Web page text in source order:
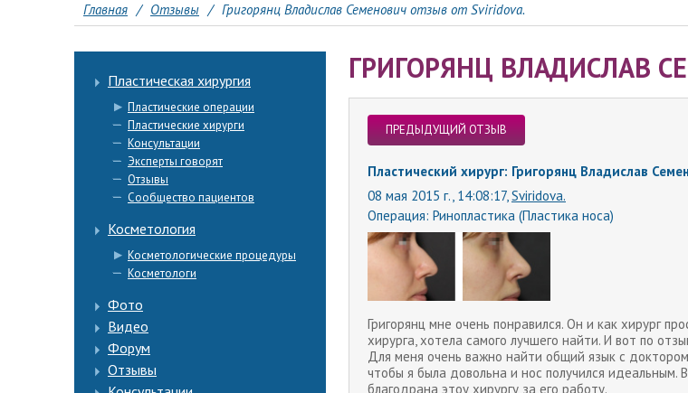
Главная / Отзывы / Григорянц Владислав Семенович отзыв от Sviridova.
Пластическая хирургия
Пластические операции
Пластические хирурги
Консультации
Эксперты говорят
Отзывы
Сообщество пациентов
Косметология
Косметологические процедуры
Косметологи
Фото
Видео
Форум
Отзывы
ГРИГОРЯНЦ ВЛАДИСЛАВ
ПРЕДЫДУЩИЙ ОТЗЫВ
Пластический хирург: Григорянц Владислав
08 мая 2015 г., 14:08:17, Sviridova.
Операция: Ринопластика (Пластика носа)
Григорянц мне очень понравился. Он и как хирург
хирурга, хотела самого лучшего найти. И вот по
Для меня очень важно найти общий язык с
чтобы я была довольна и нос получился идеальным.
благодрана этоу хирургу за его работу.